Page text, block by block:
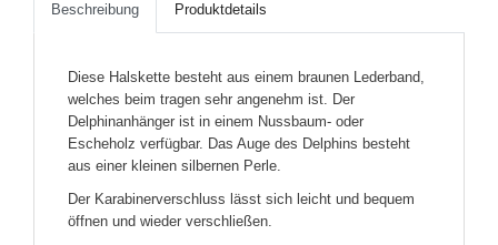
Beschreibung Produktdetails
Diese Halskette besteht aus einem braunen Lederband,
welches beim tragen sehr angenehm ist. Der
Delphinanhänger ist in einem Nussbaum- oder
Escheholz verfügbar. Das Auge des Delphins besteht
aus einer kleinen silbernen Perle.
Der Karabinerverschluss lässt sich leicht und bequem
öffnen und wieder verschließen.